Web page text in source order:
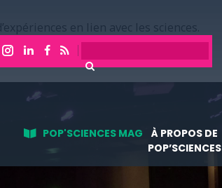
en lien avec les sciences.
POP'SCIENCES MAG
À PROPOS DE
POP’SCIENCES